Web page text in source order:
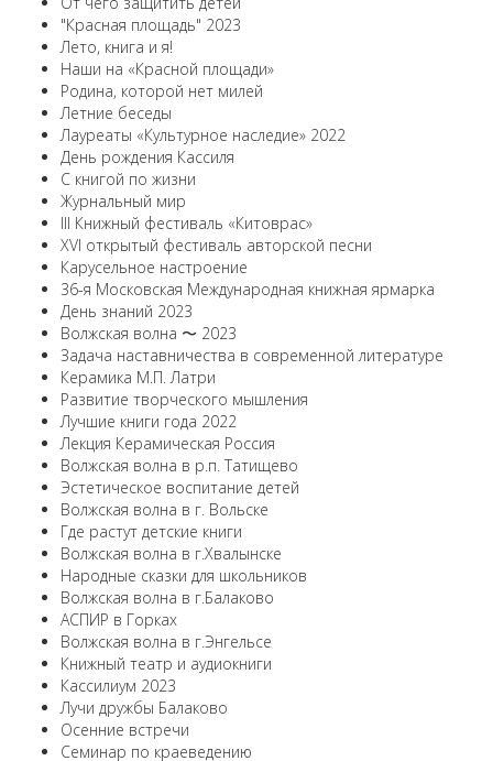
"Красная площадь" 2023
Лето, книга и я!
Наши на «Красной площади»
Родина, которой нет милей
Летние беседы
Лауреаты «Культурное наследие» 2022
День рождения Кассиля
С книгой по жизни
Журнальный мир
III Книжный фестиваль «Китоврас»
ХVI открытый фестиваль авторской песни
Карусельное настроение
36-я Московская Международная книжная ярмарка
День знаний 2023
Волжская волна 〜 2023
Задача наставничества в современной литературе
Керамика М.П. Латри
Развитие творческого мышления
Лучшие книги года 2022
Лекция Керамическая Россия
Волжская волна в р.п. Татищево
Эстетическое воспитание детей
Волжская волна в г. Вольске
Где растут детские книги
Волжская волна в г.Хвалынске
Народные сказки для школьников
Волжская волна в г.Балаково
АСПИР в Горках
Волжская волна в г.Энгельсе
Книжный театр и аудиокниги
Кассилиум 2023
Лучи дружбы Балаково
Осенние встречи
Семинар по краеведению